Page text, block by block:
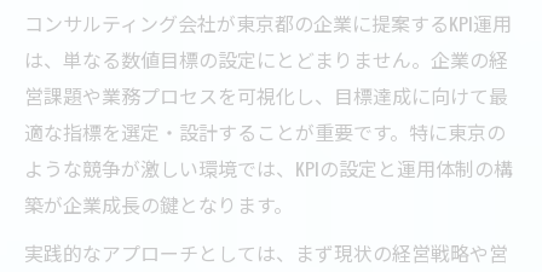
コンサルティング会社が東京都の企業に提案するKPI運用
は、単なる数値目標の設定にとどまりません。企業の経
営課題や業務プロセスを可視化し、目標達成に向けて最
適な指標を選定・設計することが重要です。特に東京の
ような競争が激しい環境では、KPIの設定と運用体制の構
築が企業成長の鍵となります。
実践的なアプローチとしては、まず現状の経営戦略や営